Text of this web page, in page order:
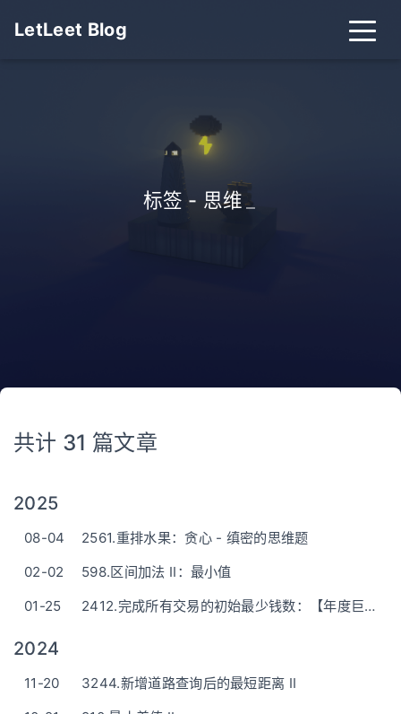
LetLeet Blog
标签 - 思维_
共计 31 篇文章
2025
08-04
2561.重排水果：贪心 - 缜密的思维题
02-02
598.区间加法 II：最小值
01-25
2412.完成所有交易的初始最少钱数：【年度巨献】举例说明(讲明白)，由难至简(手脚不乱)，附Python一行版
2024
11-20
3244.新增道路查询后的最短距离 II